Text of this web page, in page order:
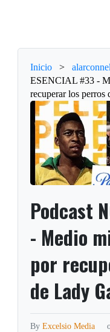
Inicio >
ESENCIAL #33 -
recuperar los perros
Podcast
- Medio
por
de Lady
ByExcelsio Media